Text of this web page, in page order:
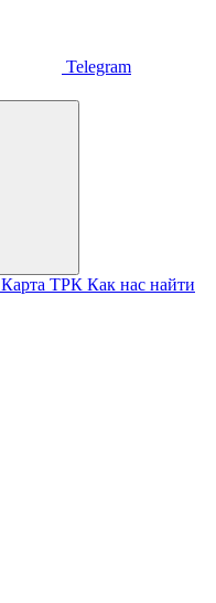
Telegram
Карта ТРК Как нас найти